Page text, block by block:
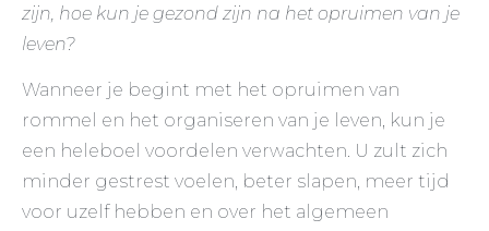
zijn, hoe kun je gezond zijn na het opruimen van je
leven?
Wanneer je begint met het opruimen van
rommel en het organiseren van je leven, kun je
een heleboel voordelen verwachten. U zult zich
minder gestrest voelen, beter slapen, meer tijd
voor uzelf hebben en over het algemeen